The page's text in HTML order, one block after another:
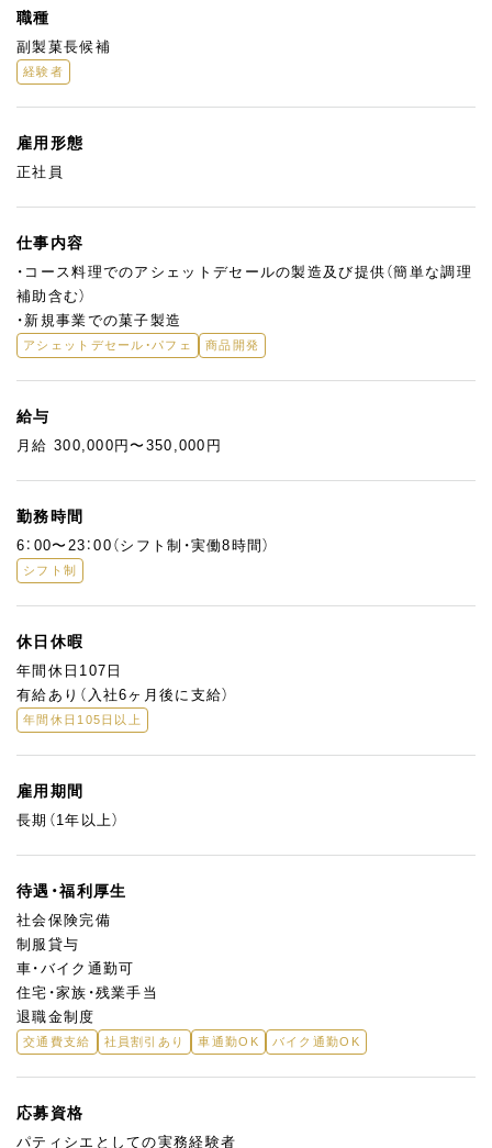
職種
副製菓長候補
経験者
雇用形態
正社員
仕事内容
・コース料理でのアシェットデセールの製造及び提供（簡単な調理
補助含む）
・新規事業での菓子製造
アシェットデセール・パフェ 商品開発
給与
月給 300,000円〜350,000円
勤務時間
6：00〜23：00（シフト制・実働8時間）
シフト制
休日休暇
年間休日107日
有給あり（入社6ヶ月後に支給）
年間休日105日以上
雇用期間
長期（1年以上）
待遇・福利厚生
社会保険完備
制服貸与
車・バイク通勤可
住宅・家族・残業手当
退職金制度
交通費支給 社員割引あり 車通勤OK バイク通勤OK
応募資格
パティシエとしての実務経験者